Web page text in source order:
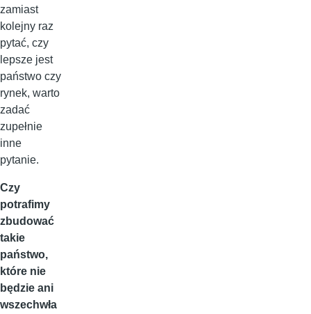
zamiast
kolejny raz
pytać, czy
lepsze jest
państwo czy
rynek, warto
zadać
zupełnie
inne
pytanie.
Czy
potrafimy
zbudować
takie
państwo,
które nie
będzie ani
wszechwła